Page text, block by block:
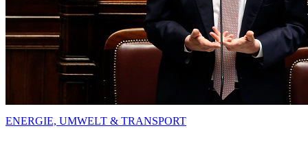
ENERGIE, UMWELT & TRANSPORT